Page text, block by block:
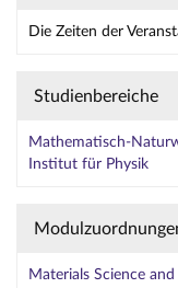
Die Zeiten der
Studienbereiche
Mathematisch-
Institut für Physik
Materials Science